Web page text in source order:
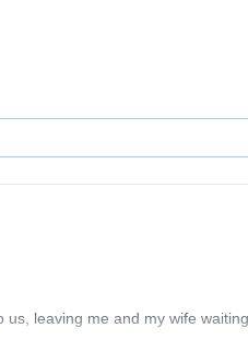
peaks, and more than 90 to
holds the Guinness World
with safety, expertise, and
leaving me and my wife